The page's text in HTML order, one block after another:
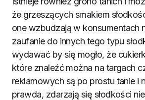
że grzeszących smakiem
one wzbudzają w konsumentach
zaufanie do innych tego typu
wydawać by się mogło, że
które znaleźć można na targach
reklamowych są po prostu tanie i
prawda, zdarzają się słodkości